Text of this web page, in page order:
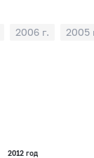
2006 г. 2005
2012 год